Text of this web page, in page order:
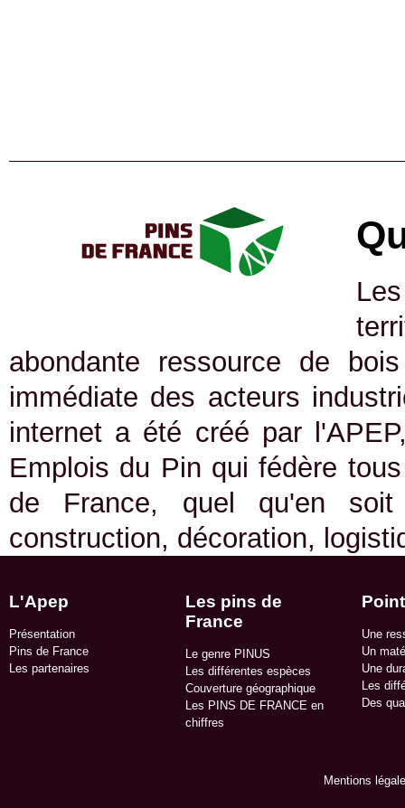
abondante ressource de
immédiate des acteurs
internet a été créé par
Emplois du Pin qui fédère
de France, quel qu'en soit
construction, décoration,
L'Apep
Présentation
Pins de France
Les partenaires
Les pins de
France
Le genre PINUS
Les différentes espèces
Couverture géographique
Les PINS DE FRANCE en
chiffres
Une
Un
Une
Les
Des
Mentions